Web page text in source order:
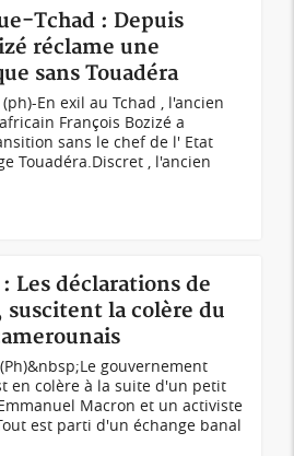
Tchad : Depuis
réclame une
sans Touadéra
En exil au Tchad , l'ancien
François Bozizé a
sans le chef de l' Etat
Touadéra.Discret , l'ancien
Les déclarations de
suscitent la colère du
gouvernement
en colère à la suite d'un petit
Macron et un activiste
est parti d'un échange banal